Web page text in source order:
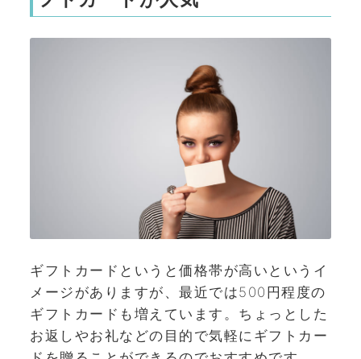
ギフトカードというと価格帯が高いというイ
メージがありますが、最近では500円程度の
ギフトカードも増えています。ちょっとした
お返しやお礼などの目的で気軽にギフトカー